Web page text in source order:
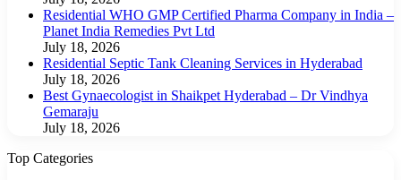
Residential WHO GMP Certified Pharma Company in India –
Planet India Remedies Pvt Ltd
July 18, 2026
Residential Septic Tank Cleaning Services in Hyderabad
July 18, 2026
Best Gynaecologist in Shaikpet Hyderabad – Dr Vindhya
Gemaraju
July 18, 2026
Top Categories